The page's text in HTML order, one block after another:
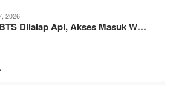
2026
Dilalap Api, Akses Masuk W…